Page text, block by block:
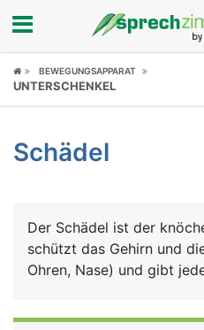
Fokus
Symptome
News
BEWEGUNGSAPPARAT
UNTERSCHENKEL
Schädel
Der Schädel ist der
schützt das Gehirn und
Ohren, Nase) und gibt